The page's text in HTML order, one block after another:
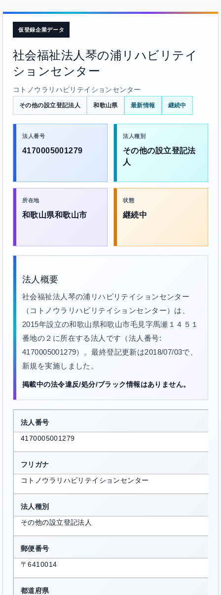
仮登録企業データ
社会福祉法人琴の浦リハビリテイ
ションセンター
コトノウラリハビリテイションセンター
その他の設立登記法人 和歌山県 最新情報 継続中
法人番号
4170005001279
法人種別
その他の設立登記法
人
所在地
和歌山県和歌山市
状態
継続中
法人概要
社会福祉法人琴の浦リハビリテイションセンター
（コトノウラリハビリテイションセンター）は、
2015年設立の和歌山県和歌山市毛見字馬瀬１４５１
番地の２に所在する法人です（法人番号:
4170005001279）。最終登記更新は2018/07/03で、
新規を実施しました。
掲載中の法令違反/処分/ブラック情報はありません。
法人番号
4170005001279
フリガナ
コトノウラリハビリテイションセンター
法人種別
その他の設立登記法人
郵便番号
〒6410014
都道府県